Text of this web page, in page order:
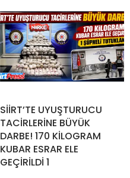
SİİRT’TE UYUŞTURUCU
TACİRLERİNE BÜYÜK
DARBE! 170 KİLOGRAM
KUBAR ESRAR ELE
GEÇİRİLDİ 1